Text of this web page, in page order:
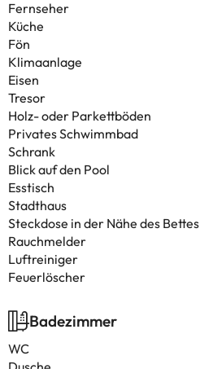
Fernseher
Küche
Fön
Klimaanlage
Eisen
Tresor
Holz- oder Parkettböden
Privates Schwimmbad
Schrank
Blick auf den Pool
Esstisch
Stadthaus
Steckdose in der Nähe des Bettes
Rauchmelder
Luftreiniger
Feuerlöscher
Badezimmer
WC